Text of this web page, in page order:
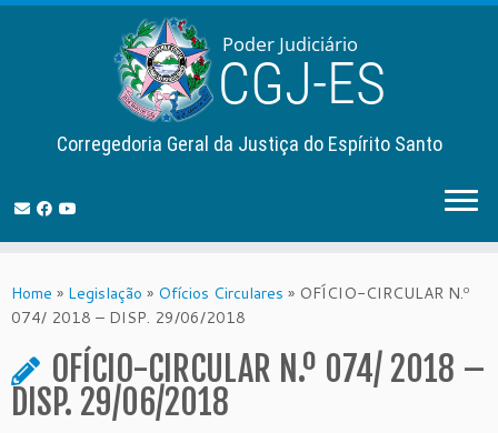
to
content
Corregedoria Geral da Justiça do Espírito Santo
Home » Legislação » Ofícios Circulares » OFÍCIO-CIRCULAR N.º
074/ 2018 – DISP. 29/06/2018
OFÍCIO-CIRCULAR N.º 074/ 2018 –
DISP. 29/06/2018